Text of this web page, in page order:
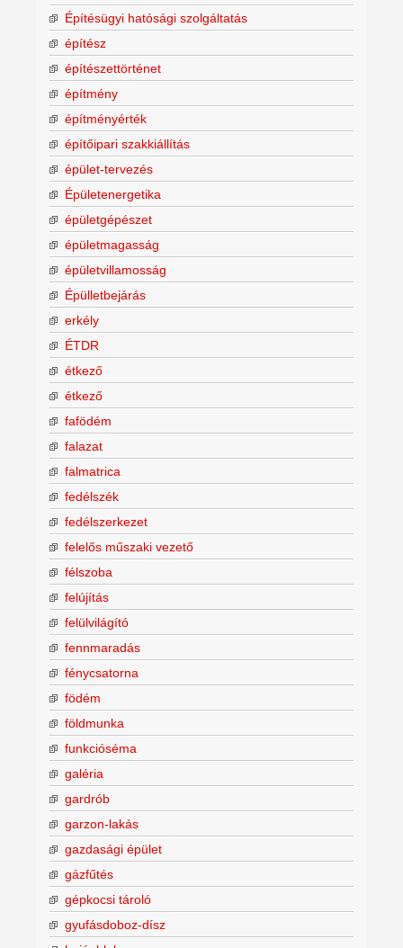
Építésügyi hatósági szolgáltatás
építész
építészettörténet
építmény
építményérték
építőipari szakkiállítás
épület-tervezés
Épületenergetika
épületgépészet
épületmagasság
épületvillamosság
Épülletbejárás
erkély
ÉTDR
étkező
étkező
fafödém
falazat
falmatrica
fedélszék
fedélszerkezet
felelős műszaki vezető
félszoba
felújítás
felülvilágító
fennmaradás
fénycsatorna
födém
földmunka
funkcióséma
galéria
gardrób
garzon-lakás
gazdasági épület
gázfűtés
gépkocsi tároló
gyufásdoboz-dísz